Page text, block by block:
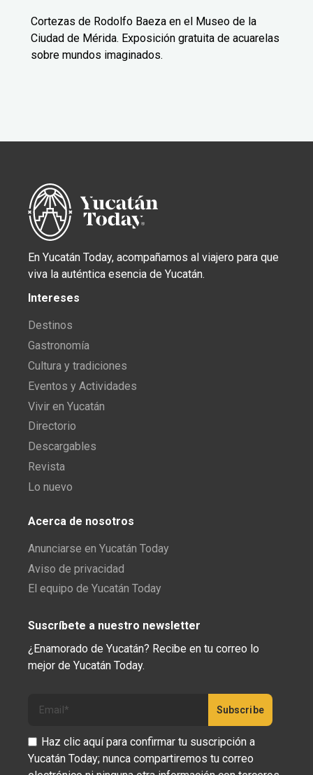
Cortezas de Rodolfo Baeza en el Museo de la
Ciudad de Mérida. Exposición gratuita de acuarelas
sobre mundos imaginados.
En Yucatán Today, acompañamos al viajero para que
viva la auténtica esencia de Yucatán.
Intereses
Destinos
Gastronomía
Cultura y tradiciones
Eventos y Actividades
Vivir en Yucatán
Directorio
Descargables
Revista
Lo nuevo
Acerca de nosotros
Anunciarse en Yucatán Today
Aviso de privacidad
El equipo de Yucatán Today
Suscríbete a nuestro newsletter
¿Enamorado de Yucatán? Recibe en tu correo lo
mejor de Yucatán Today.
Haz clic aquí para confirmar tu suscripción a
Yucatán Today; nunca compartiremos tu correo